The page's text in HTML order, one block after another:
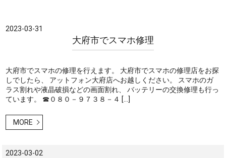
2023-03-31
大府市でスマホ修理
大府市でスマホの修理を行えます。 大府市でスマホの修理店をお探
しでしたら、 アットフォン大府店へお越しください。 スマホのガ
ラス割れや液晶破損などの画面割れ、 バッテリーの交換修理も行っ
ています。 ☎０８０－９７３８－４ […]
MORE
2023-03-02